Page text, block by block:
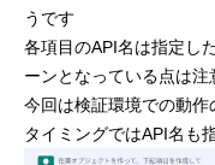
うです
各項目のAPI名は指定し
ーンとなっている点は注
今回は検証環境での動
タイミングではAPI名も